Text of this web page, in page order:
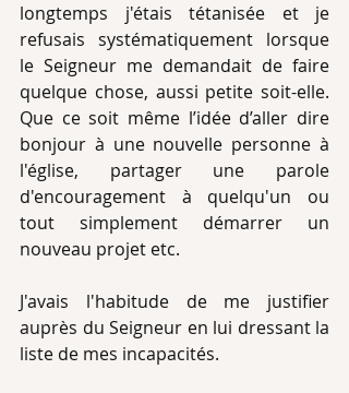
longtemps j'étais tétanisée et je
refusais systématiquement lorsque
le Seigneur me demandait de faire
quelque chose, aussi petite soit-elle.
Que ce soit même l’idée d’aller dire
bonjour à une nouvelle personne à
l'église, partager une parole
d'encouragement à quelqu'un ou
tout simplement démarrer un
nouveau projet etc.
J'avais l'habitude de me justifier
auprès du Seigneur en lui dressant la
liste de mes incapacités.